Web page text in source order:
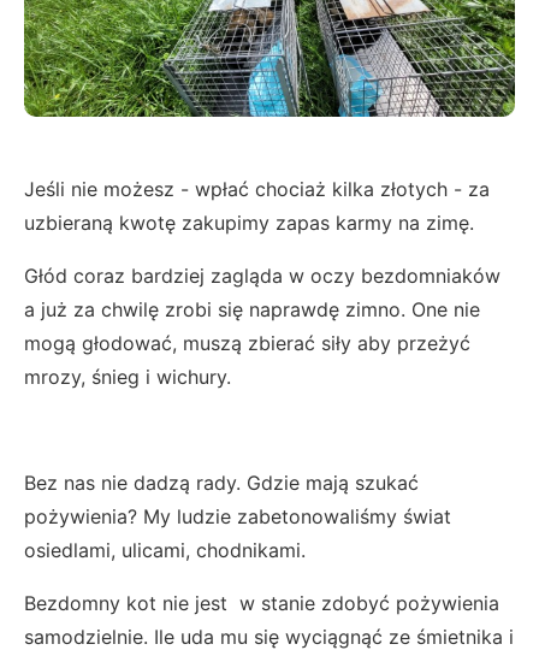
Jeśli nie możesz - wpłać chociaż kilka złotych - za
uzbieraną kwotę zakupimy zapas karmy na zimę.
Głód coraz bardziej zagląda w oczy bezdomniaków
a już za chwilę zrobi się naprawdę zimno. One nie
mogą głodować, muszą zbierać siły aby przeżyć
mrozy, śnieg i wichury.
Bez nas nie dadzą rady. Gdzie mają szukać
pożywienia? My ludzie zabetonowaliśmy świat
osiedlami, ulicami, chodnikami.
Bezdomny kot nie jest w stanie zdobyć pożywienia
samodzielnie. Ile uda mu się wyciągnąć ze śmietnika i